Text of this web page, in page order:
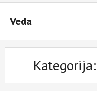
Skip
contentVeda
Kategorija: